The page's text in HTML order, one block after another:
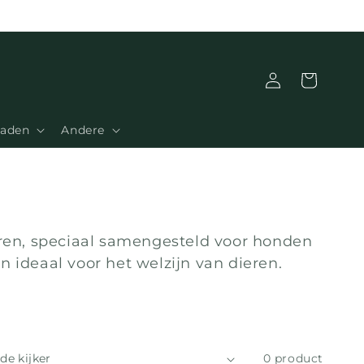
Andere
AansluitingMand
speciaal samengesteld voor honden
ideaal voor het welzijn van dieren.
0 product